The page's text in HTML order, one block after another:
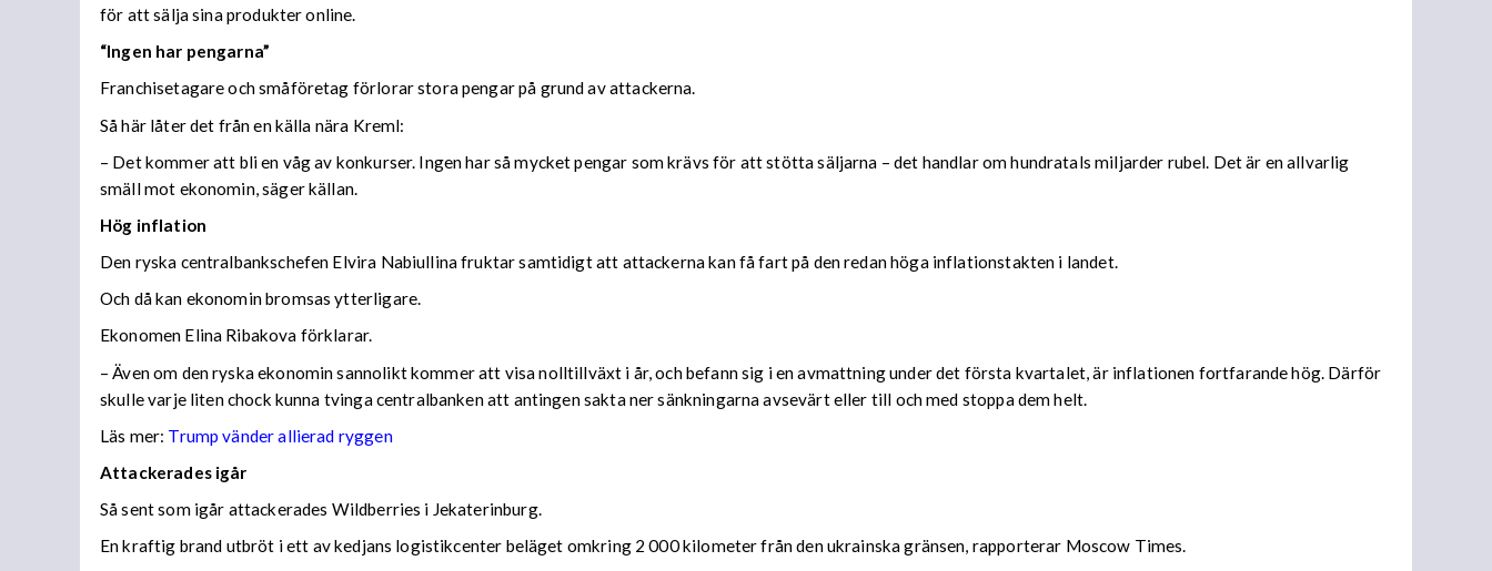
för att sälja sina produkter online.
“Ingen har pengarna”
Franchisetagare och småföretag förlorar stora pengar på grund av attackerna.
Så här låter det från en källa nära Kreml:
– Det kommer att bli en våg av konkurser. Ingen har så mycket pengar som krävs för att stötta säljarna – det handlar om hundratals miljarder rubel. Det är en allvarlig
smäll mot ekonomin, säger källan.
Hög inflation
Den ryska centralbankschefen Elvira Nabiullina fruktar samtidigt att attackerna kan få fart på den redan höga inflationstakten i landet.
Och då kan ekonomin bromsas ytterligare.
Ekonomen Elina Ribakova förklarar.
– Även om den ryska ekonomin sannolikt kommer att visa nolltillväxt i år, och befann sig i en avmattning under det första kvartalet, är inflationen fortfarande hög. Därför
skulle varje liten chock kunna tvinga centralbanken att antingen sakta ner sänkningarna avsevärt eller till och med stoppa dem helt.
Läs mer: Trump vänder allierad ryggen
Attackerades igår
Så sent som igår attackerades Wildberries i Jekaterinburg.
En kraftig brand utbröt i ett av kedjans logistikcenter beläget omkring 2 000 kilometer från den ukrainska gränsen, rapporterar Moscow Times.